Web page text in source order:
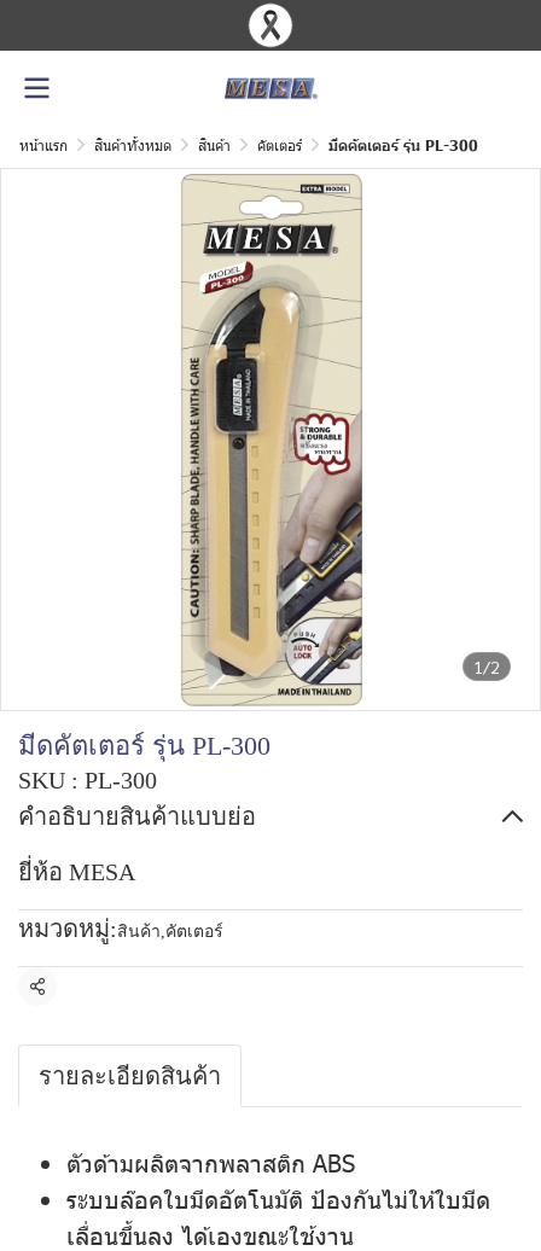
หน้าแรก สินค้าทั้งหมด สินค้า คัตเตอร์ มีดคัตเตอร์ รุ่น PL-300
1/2
มีดคัตเตอร์ รุ่น PL-300
SKU : PL-300
คำอธิบายสินค้าแบบย่อ
ยี่ห้อ MESA
หมวดหมู่: สินค้า,คัตเตอร์
แชร์
รายละเอียดสินค้า
ตัวด้ามผลิตจากพลาสติก ABS
ระบบล๊อคใบมีดอัตโนมัติ ป้องกันไม่ให้ใบมีด
เลื่อนขึ้นลง ได้เองขณะใช้งาน